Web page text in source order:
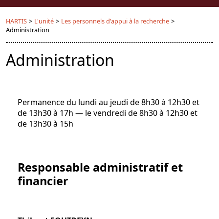
HARTIS > L'unité > Les personnels d'appui à la recherche >
Administration
Administration
Permanence du lundi au jeudi de 8h30 à 12h30 et
de 13h30 à 17h — le vendredi de 8h30 à 12h30 et
de 13h30 à 15h
Responsable administratif et
financier